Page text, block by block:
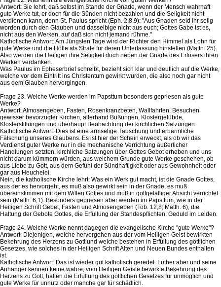
Antwort: Sie lehrt, daß selbst im Stande der Gnade, wenn der Mensch wahrhaft
gute Werke tut, er doch für die Sünden nicht bezahlen und die Seligkeit nicht
verdienen kann, denn St. Paulus spricht (Eph. 2,8.9): "Aus Gnaden seid ihr selig
worden durch den Glauben und dasselbige nicht aus euch; Gottes Gabe ist es,
nicht aus den Werken, auf daß sich nicht jemand rühme."
Katholische Antwort: Am Jüngsten Tage wird der Richter den Himmel als Lohn für
gute Werke und die Hölle als Strafe für deren Unterlassung hinstellen (Matth. 25).
Also werden die Heiligen ihre Seligkeit doch neben der Gnade des Erlösers ihren
Werken verdanken.
Was Paulus im Epheserbrief schreibt, bezieht sich klar und deutlich auf die Werke,
welche vor dem Eintritt ins Christentum gewirkt wurden, die also noch gar nicht
aus dem Glauben hervorgingen.
Frage 23. Welche Werke werden im Papsttum besonders gepriesen als gute
Werke?
Antwort: Almosengeben, Fasten, Rosenkranzbeten, Wallfahrten, Besuchen
gewisser bevorzugter Kirchen, allerhand Büßungen, Klostergelübde,
Klosterstiftungen und überhaupt Beobachtung der kirchlichen Satzungen.
Katholische Antwort: Dies ist eine armselige Täuschung und erbärmliche
Fälschung unseres Glaubens. Es ist hier der Schein erweckt, als ob wir das
Verdienst guter Werke nur in die mechanische Verrichtung äußerlicher
Handlungen setzten, kirchliche Satzungen über Gottes Gebot erheben und uns
nicht darum kümmern würden, aus welchem Grunde gute Werke geschehen, ob
aus Liebe zu Gott, aus dem Gefühl der Sündhaftigkeit oder aus Gewohnheit oder
gar aus Heuchelei.
Nein, die katholische Kirche lehrt: Was ein Werk gut macht, ist die Gnade Gottes,
aus der es hervorgeht, es muß also gewirkt sein in der Gnade, es muß
übereinstimmen mit dem Willen Gottes und muß in gottgefälliger Absicht verrichtet
sein (Matth. 6,1). Besonders gepriesen aber werden im Papsttum, wie in der
Heiligen Schrift Gebet, Fasten und Almosengeben (Tob. 12,8; Matth. 6), die
Haltung der Gebote Gottes, die Erfüllung der Standespflichten, Geduld im Leiden.
Frage 24. Welche Werke nennt dagegen die evangelische Kirche "gute Werke"?
Antwort: Diejenigen, welche hervorgehen aus der vom Heiligen Geist bewirkten
Bekehrung des Herzens zu Gott und welche bestehen in Erfüllung des göttlichen
Gesetzes, wie solches in der Heiligen Schrift Alten und Neuen Bundes enthalten
ist.
Katholische Antwort: Das ist wieder gut katholisch geredet. Luther aber und seine
Anhänger kennen keine wahre, vom Heiligen Geiste bewirkte Bekehrung des
Herzens zu Gott, halten die Erfüllung des göttlichen Gesetzes für unmöglich und
gute Werke für unnütz oder manche gar für schädlich.